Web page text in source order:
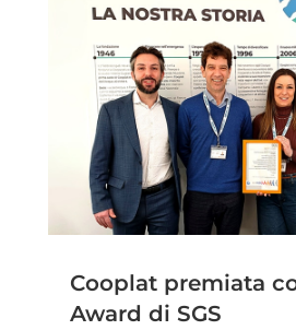
Cooplat premiata
Award di SGS